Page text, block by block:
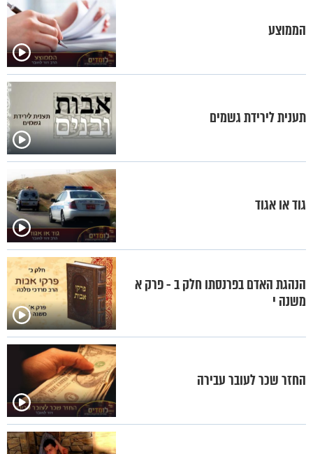
הממוצע
תענית לירידת גשמים
גוד או אגוד
הנהגת האדם בפרנסתו חלק ב - פרק א
משנה י
החזר שכר לעובר עבירה